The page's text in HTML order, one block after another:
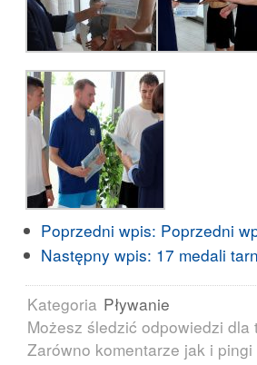
Poprzedni wpis: Poprzedni
Następny wpis: 17 medali
Kategoria Pływanie
Możesz śledzić odpowiedzi dla
Zarówno komentarze jak i